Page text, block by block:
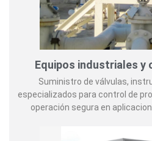
Equipos industriales
Suministro de válvulas,
especializados para control de
operación segura en